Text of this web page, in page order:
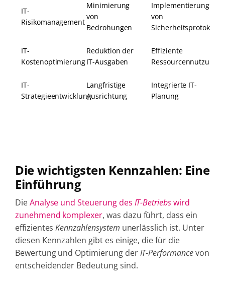
IT-
Risikomanagement
Minimierung
von
Bedrohungen
Implementierung
von
IT-
Kostenoptimierung
Reduktion der
IT-Ausgaben
Effiziente
Ressourcennutzung
IT-
Strategieentwicklung
Langfristige
Ausrichtung
Integrierte IT-
Planung
Die wichtigsten Kennzahlen: Eine
Einführung
DieAnalyse und Steuerung des IT-Betriebswird
zunehmend komplexer, was dazu führt, dass ein
effizientesKennzahlensystem unerlässlich ist. Unter
diesen Kennzahlen gibt es einige, die für die
Bewertung und Optimierung derIT-Performancevon
entscheidender Bedeutung sind.